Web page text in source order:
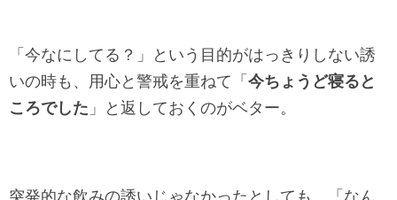
「今なにしてる？」という目的がはっきりしない誘
いの時も、用心と警戒を重ねて「 今ちょうど寝ると
ころでした 」と返しておくのがベター。
突発的な飲みの誘いじゃなかったとしても、「なん